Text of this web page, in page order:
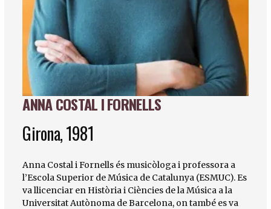
Diapositiva 1 de 1
ANNA COSTAL I FORNELLS
Girona, 1981
Anna Costal i Fornells és musicòloga i professora a
l’Escola Superior de Música de Catalunya (ESMUC). Es
va llicenciar en Història i Ciències de la Música a la
Universitat Autònoma de Barcelona, on també es va